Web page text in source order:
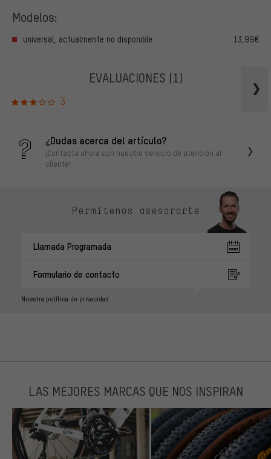
Modelos:
universal, actualmente no disponible 13,99€
EVALUACIONES (1)
3
¿Dudas acerca del artículo?
¡Contacta ahora con nuestro servicio de atención al
cliente!
Permítenos asesorarte
Llamada Programada
Formulario de contacto
Nuestra política de privacidad
LAS MEJORES MARCAS QUE NOS INSPIRAN